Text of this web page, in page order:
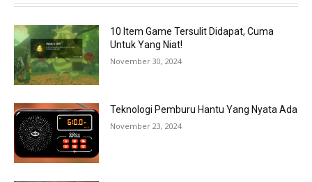
10 Item Game Tersulit Didapat, Cuma
Untuk Yang Niat!
November 30, 2024
Teknologi Pemburu Hantu Yang Nyata Ada
November 23, 2024